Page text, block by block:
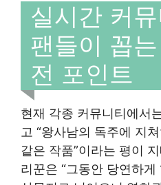
실시간 커
팬들이 꼽
전 포인트
현재 각종 커뮤니티에서
고 “왕사남의 독주에 지
같은 작품”이라는 평이
리꾼은 “그동안 당연하